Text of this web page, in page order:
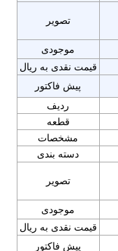
تصویر
موجودی
قیمت نقدی به ریال
پیش فاکتور
ردیف
قطعه
مشخصات
دسته بندی
تصویر
موجودی
قیمت نقدی به ریال
پیش فاکتور